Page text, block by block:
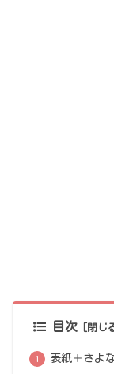
目次
表紙＋さよ